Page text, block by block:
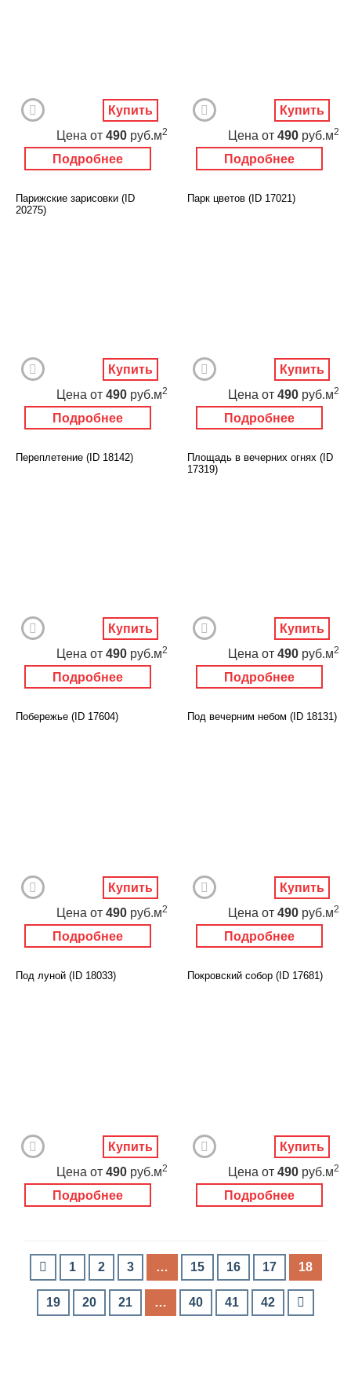
Подробнее
Цена от 490 руб.м2
Купить
Подробнее
Цена от 490 руб.м2
Купить
Парижские зарисовки (ID
20275)
Подробнее
Цена от 490 руб.м2
Купить
Парк цветов (ID 17021)
Подробнее
Цена от 490 руб.м2
Купить
Переплетение (ID 18142)
Подробнее
Цена от 490 руб.м2
Купить
Площадь в вечерних огнях (ID
17319)
Подробнее
Цена от 490 руб.м2
Купить
Побережье (ID 17604)
Подробнее
Цена от 490 руб.м2
Купить
Под вечерним небом (ID 18131)
Подробнее
Цена от 490 руб.м2
Купить
Под луной (ID 18033)
Подробнее
Цена от 490 руб.м2
Купить
Покровский собор (ID 17681)
Подробнее
Цена от 490 руб.м2
Купить
1 2 3 … 15 16 17 18
19 20 21 … 40 41 42